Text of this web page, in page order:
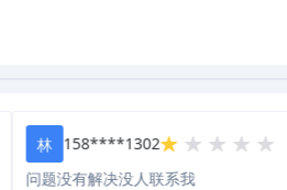
158****1302
问题没有解决没人联系我